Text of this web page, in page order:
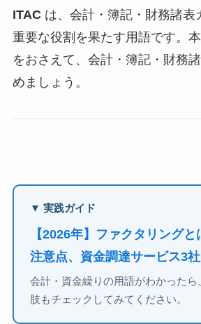
ITACは、会計・簿記・財務諸表
重要な役割を果たす用語です。
をおさえて、会計・簿記・財務
めましょう。
▼ 実践ガイド
【2026年】ファクタリングと
注意点、資金調達サービス3
会計・資金繰りの用語がわかったら
肢もチェックしてみてください。